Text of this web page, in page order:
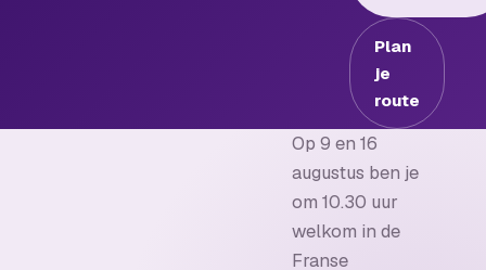
Plan
je
route
Op 9 en 16
augustus ben je
om 10.30 uur
welkom in de
Franse